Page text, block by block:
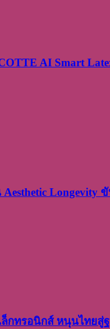
AI Smart
Aesthetic
กทรอนิกส์ หนุนไทยสู่